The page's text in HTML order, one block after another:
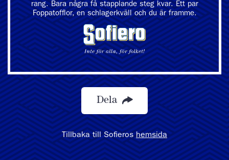
rang. Bara några få stapplande steg kvar. Ett par
Foppatofflor, en schlagerkväll och du är framme.
Dela
Tillbaka till Sofieroshemsida